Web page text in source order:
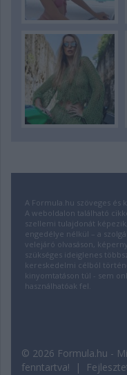
A Formula.hu szöveges és
A weboldalon található
szellemi tulajdonát
engedélye nélkül – a
velejáró olvasáson,
szükséges ideiglenes
kereskedelmi célból
kinyomtatáson túl - sem
használhatóak fel.
© 2026 Formula.hu -
fenntartva! |